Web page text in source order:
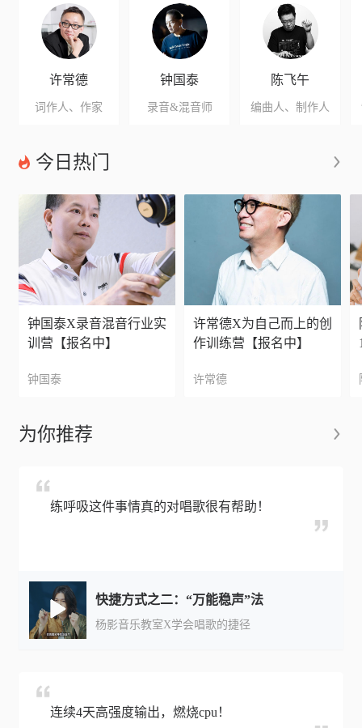
许常德
词作人、作家
钟国泰
录音&混音师
陈飞午
编曲人、制作人
今日热门
钟国泰X录音混音行业实
训营【报名中】
钟国泰
许常德X为自己而上的创
作训练营【报名中】
许常德
为你推荐
练呼吸这件事情真的对唱歌很有帮助！
快捷方式之二：“万能稳声”法
杨影音乐教室X学会唱歌的捷径
连续4天高强度输出，燃烧cpu！